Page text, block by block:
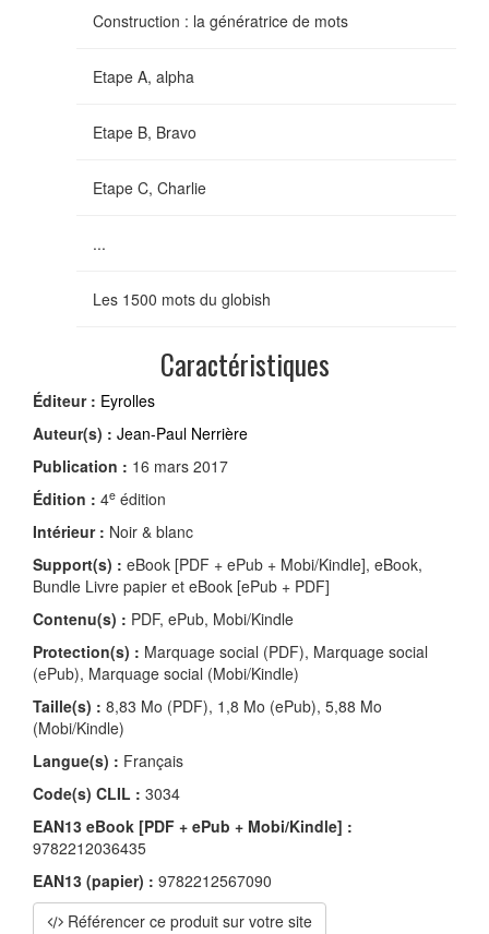
Construction : la génératrice de mots
Etape A, alpha
Etape B, Bravo
Etape C, Charlie
...
Les 1500 mots du globish
Caractéristiques
Éditeur : Eyrolles
Auteur(s) : Jean-Paul Nerrière
Publication : 16 mars 2017
Édition : 4e édition
Intérieur : Noir & blanc
Support(s) : eBook [PDF + ePub + Mobi/Kindle], eBook,
Bundle Livre papier et eBook [ePub + PDF]
Contenu(s) : PDF, ePub, Mobi/Kindle
Protection(s) : Marquage social (PDF), Marquage social
(ePub), Marquage social (Mobi/Kindle)
Taille(s) : 8,83 Mo (PDF), 1,8 Mo (ePub), 5,88 Mo
(Mobi/Kindle)
Langue(s) : Français
Code(s) CLIL : 3034
EAN13 eBook [PDF + ePub + Mobi/Kindle] :
9782212036435
EAN13 (papier) : 9782212567090
Référencer ce produit sur votre site